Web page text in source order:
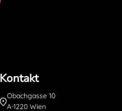
Kontakt
Obachgasse 10
A-1220 Wien